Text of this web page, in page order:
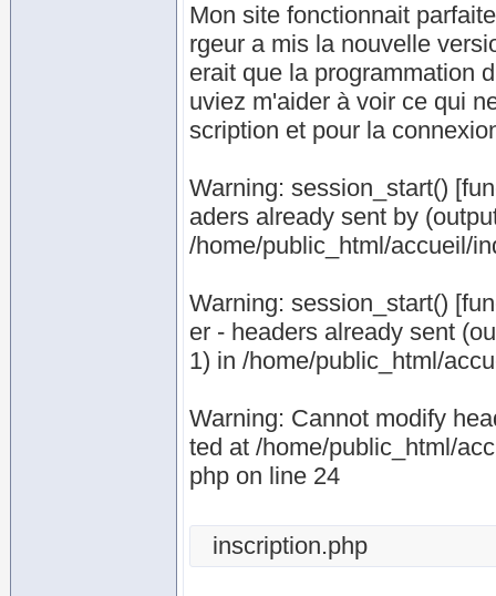
Mon site fonctionnait
rgeur a mis la nouvelle
erait que la programmation
uviez m'aider à voir ce qui
scription et pour la
Warning: session_start()
aders already sent by
/home/public_html/accueil/
Warning: session_start()
er - headers already sent
1) in /home/public_html/
Warning: Cannot modify
ted at /home/public_html/
php on line 24
inscription.php